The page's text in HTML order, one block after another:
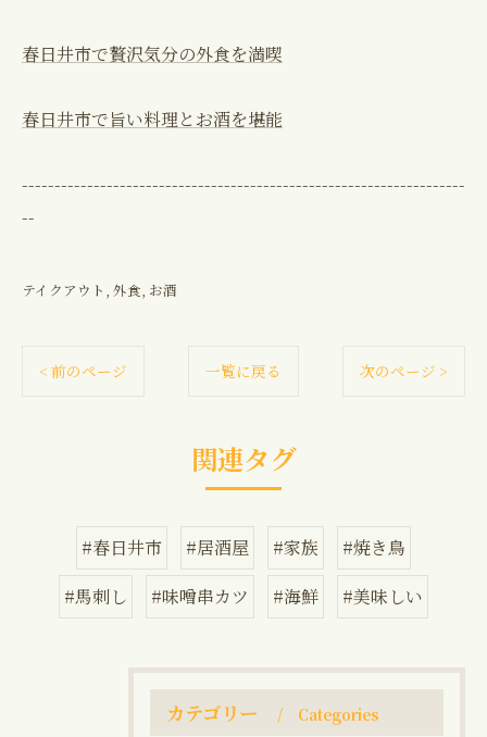
春日井市で贅沢気分の外食を満喫
春日井市で旨い料理とお酒を堪能
--------------------------------------------------------------------
--
テイクアウト 外食 お酒
< 前のページ 一覧に戻る 次のページ >
関連タグ
#春日井市 #居酒屋 #家族
#焼き鳥
#馬刺し
#味噌串カツ #海鮮 #美味しい
カテゴリー Categories